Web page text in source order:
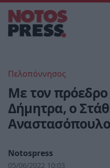
Πελοπόννησος
Με τον
Δήμητρα, ο
Notospress
05/06/2022 10:03